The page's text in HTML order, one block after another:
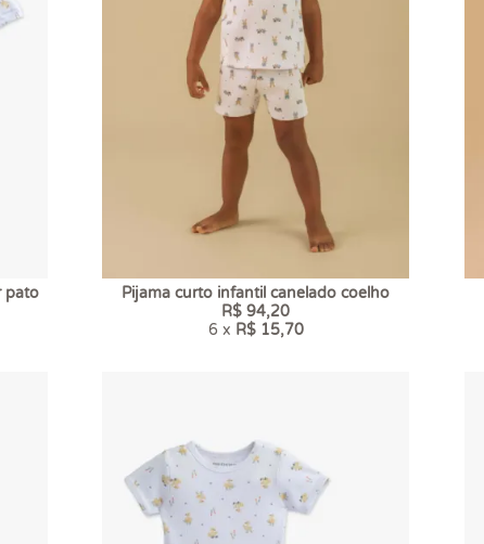
pato
Pijama curto infantil canelado coelho
R$ 94,20
6 x R$ 15,70